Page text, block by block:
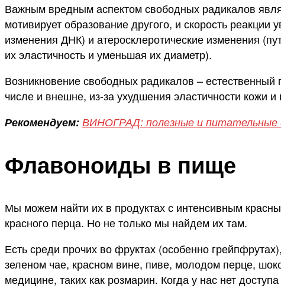
Важным вредным аспектом свободных радикалов
мотивирует образование другого, и скорость
изменения ДНК) и атеросклеротические изменения
их эластичность и уменьшая их диаметр).
Возникновение свободных радикалов –
числе и внешне, из-за ухудшения эластичности кожи
Рекомендуем: ВИНОГРАД: полезные и питательные
Флавоноиды в пище
Мы можем найти их в продуктах с интенсивным
красного перца. Но не только мы найдем их там.
Есть среди прочих во фруктах (особенно
зеленом чае, красном вине, пиве, молодом перце,
медицине, таких как розмарин. Когда у нас нет